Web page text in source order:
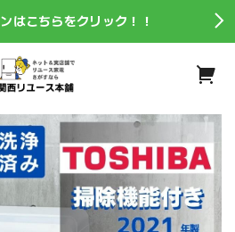
はこちらをクリック！！